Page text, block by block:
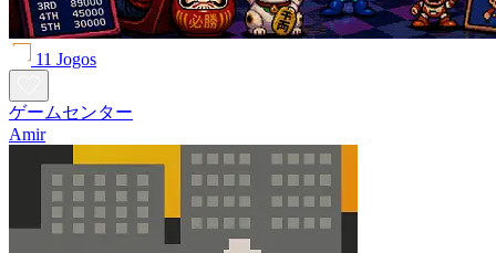
11 Jogos
ゲームセンター
Amir